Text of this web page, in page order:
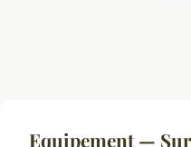
Equipement —